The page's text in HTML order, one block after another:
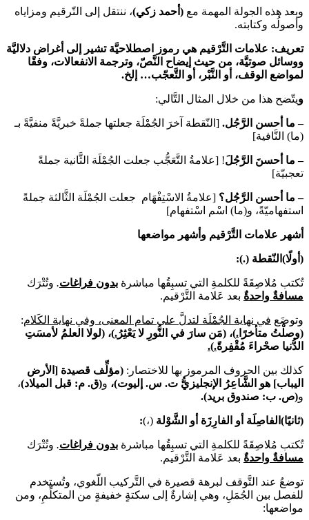
وبعد هذه الجولة المهمة مع (أحمد زكي)، ننتقل إلى التّرقيم ومزاياه
وأصولُه وكتابته.
تعريف: علامات التَّرْقيم هي رموز اصطلاحيَّة تشير إلى أغراض دلاليَّة
ووسائل صوتيَّة، من حيث إيضاح النَّصّ، وترجمة الانفعالات، وفقًا
لمواضع الوقف، أو النَّبْر، أو التَّعجّب… إلخ.
ويتّضح هذا من خلال المثال التَّالي:
– ما أحسن الرَّجُل. [النّقطة آخرَ الجُمْلَة جعلتها جملةً خبريَّةً منفيَّةً بـ
(ما) النَّافية]
– ما أحسنَ الرَّجُلَ! [علامةُ التَّعَجُّب جعلت الجُمْلَة الثَّانية جملةً
تعجبيّة]
– ما أحسن الرَّجُل؟ [علامةُ الاسْتِفْهَام جعلت الجُمْلَة الثَّالثة جملةً
استفهاميّةً، و(ما) اسْم اسْتفهام]
أشهر علامات التَّرْقيم وأشهر مواضعها
(أولًا)النّقطة (.):
تُكتب مُلاصِقَةً للكلمةِ التي تسبِقُها مباشرة بدون فراغات. وتُتْرَك
مسافةٌ واحدةٌ بعد عَلامة التَّرْقيم.
وتوضَع في نهاية الجُمْلَة لتدلَّ على تمام المعنى، وفي نهاية الكَلام:
(وصلْتُ متأخرًا .)، (مَن سارَ في النُّورِ لا يَعْثِرُ.)، (لولا العلمُ لأمسَتِ
الدُّنيا صحْراءَ مُقْفِرةً.
)
.
كذلك بين الحروف المرموز بها للاختصار: (مؤلِّف قصيدة [الأرض
اليباب] هو الشَّاعِرُ الإنجليزيُّ ت. س. إليوت)، و(ق. م: قبل الميلاد)،
و(ص. ب: صندوق بريد).
(ثانيًا)الفاصِلَة أو الفار زة أو الشَّوْلة (،):
تُكتب مُلاصِقَةً للكلمةِ التي تسبِقُها مباشرة بدون فراغات. وتُتْرَك
مسافةٌ واحدةٌ بعد عَلامة التَّرْقيم.
توضعُ عند التَّوقف لبرهة قصيرة في التَّركيب اللّغوي، وتُستخدم
للفصل بين الجُمَلِ، وهي إشارةٌ إلى سكتةٍ خفيفةٍ من المتكلِّمِ، ومن
مواضعها: